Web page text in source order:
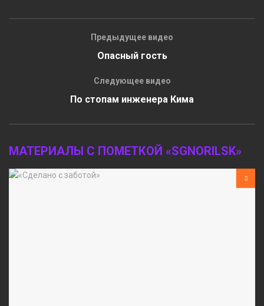
Предыдущее видео
Опасный гость
Следующее видео
По стопам инженера Кима
МАТЕРИАЛЫ С ПОМЕТКОЙ «SGNORILSK»